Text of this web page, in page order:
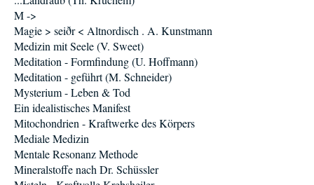
M ->
Magie > seiðr < Altnordisch . A. Kunstmann
Medizin mit Seele (V. Sweet)
Meditation - Formfindung (U. Hoffmann)
Meditation - geführt (M. Schneider)
Mysterium - Leben & Tod
Ein idealistisches Manifest
Mitochondrien - Kraftwerke des Körpers
Mediale Medizin
Mentale Resonanz Methode
Mineralstoffe nach Dr. Schüssler